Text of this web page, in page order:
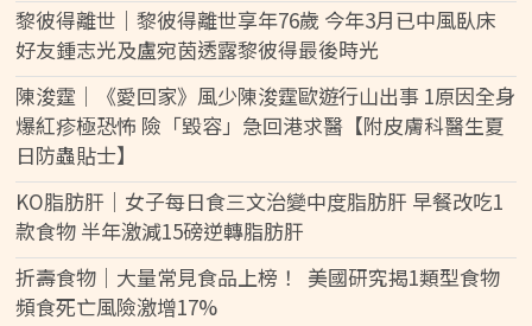
黎彼得離世｜黎彼得離世享年76歲 今年3月已中風臥床
好友鍾志光及盧宛茵透露黎彼得最後時光
陳浚霆｜《愛回家》風少陳浚霆歐遊行山出事 1原因全身
爆紅疹極恐怖 險「毀容」急回港求醫【附皮膚科醫生夏
日防蟲貼士】
KO脂肪肝｜女子每日食三文治變中度脂肪肝 早餐改吃1
款食物 半年激減15磅逆轉脂肪肝
折壽食物｜大量常見食品上榜！ 美國研究揭1類型食物
頻食死亡風險激增17%